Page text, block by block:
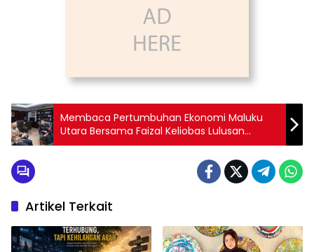
Membaca Pertumbuhan Ekonomi Maluku
Utara Bersama Faizal Keliobas Lulusan
Terbaik Dari FISIP UMJ
Artikel Terkait